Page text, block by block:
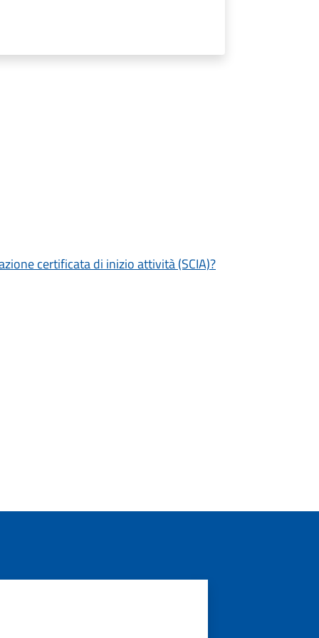
certificata di inizio attività (SCIA)?